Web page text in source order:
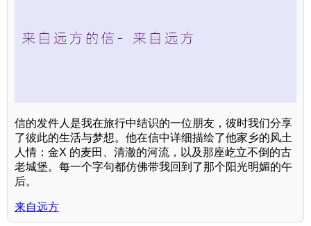
信的发件人是我在旅行中结识的一位朋友，彼时我们分享
了彼此的生活与梦想。他在信中详细描绘了他家乡的风土
人情：金X 的麦田、清澈的河流，以及那座屹立不倒的古
老城堡。每一个字句都仿佛带我回到了那个阳光明媚的午
后。
来自远方